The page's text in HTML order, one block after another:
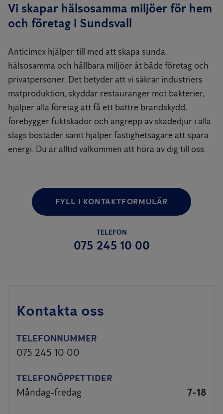
Vi skapar hälsosamma miljöer för hem
och företag i Sundsvall
Anticimex hjälper till med att skapa sunda,
hälsosamma och hållbara miljöer åt både företag och
privatpersoner. Det betyder att vi säkrar industriers
matproduktion, skyddar restauranger mot bakterier,
hjälper alla företag att få ett bättre brandskydd,
förebygger fuktskador och angrepp av skadedjur i alla
slags bostäder samt hjälper fastighetsägare att spara
energi. Du är alltid välkommen att höra av dig till oss.
FYLL I KONTAKTFORMULÄR
TELEFON
075 245 10 00
Kontakta oss
TELEFONNUMMER
075 245 10 00
TELEFONÖPPETTIDER
Måndag-fredag 7-18